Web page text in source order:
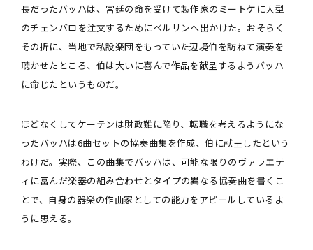
長だったバッハは、宮廷の命を受けて製作家のミートケに大型
のチェンバロを注文するためにベルリンへ出かけた。おそらく
その折に、当地で私設楽団をもっていた辺境伯を訪ねて演奏を
聴かせたところ、伯は大いに喜んで作品を献呈するようバッハ
に命じたというものだ。
ほどなくしてケーテンは財政難に陥り、転職を考えるようにな
ったバッハは6曲セットの協奏曲集を作成、伯に献呈したという
わけだ。実際、この曲集でバッハは、可能な限りのヴァラエテ
ィに富んだ楽器の組み合わせとタイプの異なる協奏曲を書くこ
とで、自身の器楽の作曲家としての能力をアピールしているよ
うに思える。